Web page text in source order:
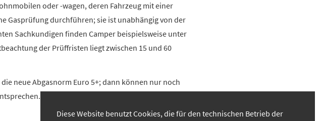
Diese Website benutzt Cookies, die für den technischen Betrieb der
oder -wagen, deren Fahrzeug mit einer
Gasprüfung durchführen; sie ist unabhängig von der
Sachkundigen finden Camper beispielsweise unter
der Prüffristen liegt zwischen 15 und 60
neue Abgasnorm Euro 5+; dann können nur noch